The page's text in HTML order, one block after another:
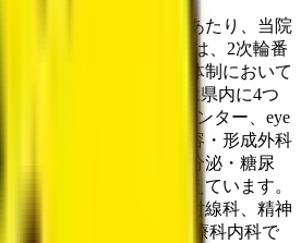
オンライン診療開設にあたり、当院
ていただきます。 当院は、2次輪番
急性期病院です。入院体制において
。 腎・透析センターは県内に4つ
外科系には人工関節センター、eye
ー、血管センター、美容・形成外科
は循環器、呼吸器、内分泌・糖尿
どで多くの専門医が控えています。
経外科、泌尿器科、放射線科、精神
応しています。 総合診療科内科で